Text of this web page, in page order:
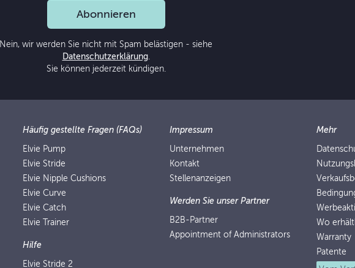
Abonnieren
Nein, wir werden Sie nicht mit Spam belästigen - siehe
Datenschutzerklärung.
Sie können jederzeit kündigen.
Häufig gestellte Fragen (FAQs)
Elvie Pump
Elvie Stride
Elvie Nipple Cushions
Elvie Curve
Elvie Catch
Elvie Trainer
Hilfe
Elvie Stride 2
Impressum
Unternehmen
Kontakt
Stellenanzeigen
Werden Sie unser Partner
B2B-Partner
Appointment of Administrators
Mehr
Wo
Warranty
Patente